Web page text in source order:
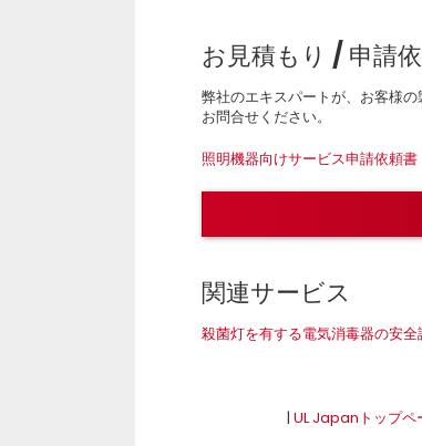
お見積もり / 申請
弊社のエキスパートが、お客様
お問合せください。
照明機器向けサービス申請依頼書
関連サービス
殺菌灯を有する電気消毒器の安
|UL Japanトップペ